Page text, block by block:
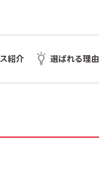
紹介 選ばれる理由